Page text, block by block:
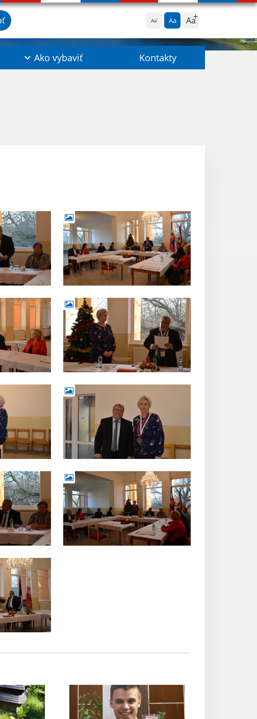
Aa Aa Aa
Ako vybaviť Kontakty